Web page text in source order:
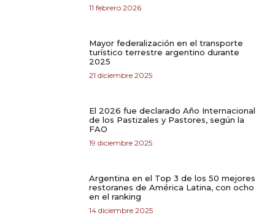
11 febrero 2026
Mayor federalización en el transporte
turístico terrestre argentino durante
2025
21 diciembre 2025
El 2026 fue declarado Año Internacional
de los Pastizales y Pastores, según la
FAO
19 diciembre 2025
Argentina en el Top 3 de los 50 mejores
restoranes de América Latina, con ocho
en el ranking
14 diciembre 2025